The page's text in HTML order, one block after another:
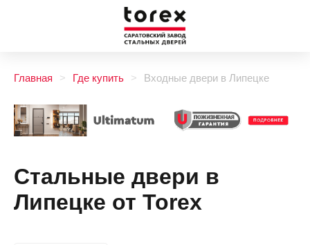
Главная Где купить Входные двери в Липецке
Стальные двери в
Липецке от Torex